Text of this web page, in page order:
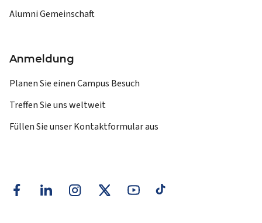
Alumni Gemeinschaft
Anmeldung
Planen Sie einen Campus Besuch
Treffen Sie uns weltweit
Füllen Sie unser Kontaktformular aus